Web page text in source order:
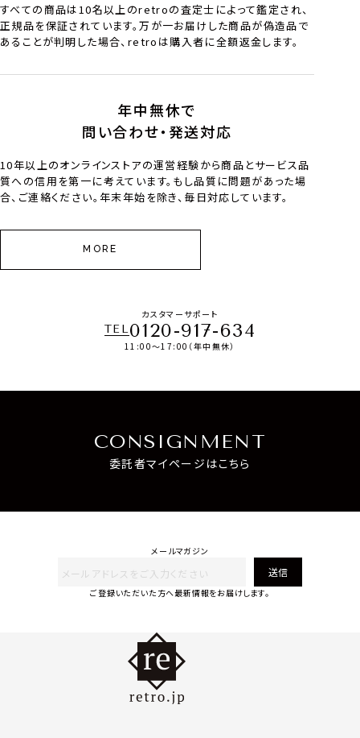
すべての商品は10名以上のretroの査定士によって鑑定され、
正規品を保証されています。万が一お届けした商品が偽造品で
あることが判明した場合、retroは購入者に全額返金します。
年中無休で
問い合わせ・発送対応
10年以上のオンラインストアの運営経験から商品とサービス品
質への信用を第一に考えています。もし品質に問題があった場
合、ご連絡ください。年末年始を除き、毎日対応しています。
MORE
カスタマーサポート
TEL0120-917-634
11:00～17:00（年中無休）
CONSIGNMENT
委託者マイページはこちら
メールマガジン
送信
ご登録いただいた方へ最新情報をお届けします。